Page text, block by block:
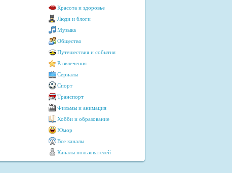
Красота и здоровье
Люди и блоги
Музыка
Общество
Путешествия и события
Развлечения
Сериалы
Спорт
Транспорт
Фильмы и анимация
Хобби и образование
Юмор
Все каналы
Каналы пользователей